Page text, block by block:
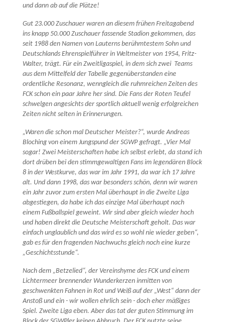
und dann ab auf die Plätze!
Gut 23.000 Zuschauer waren an diesem frühen Freitagabend
ins knapp 50.000 Zuschauer fassende Stadion gekommen, das
seit 1988 den Namen von Lauterns berühmtestem Sohn und
Deutschlands Ehrenspielführer in Weltmeister von 1954, Fritz-
Walter, trägt. Für ein Zweitligaspiel, in dem sich zwei Teams
aus dem Mittelfeld der Tabelle gegenüberstanden eine
ordentliche Resonanz, wenngleich die ruhmreichen Zeiten des
FCK schon ein paar Jahre her sind. Die Fans der Roten Teufel
schwelgen angesichts der sportlich aktuell wenig erfolgreichen
Zeiten nicht selten in Erinnerungen.
„Waren die schon mal Deutscher Meister?“, wurde Andreas
Bloching von einem Jungspund der SGWP gefragt. „Vier Mal
sogar! Zwei Meisterschaften habe ich selbst erlebt, da stand ich
dort drüben bei den stimmgewaltigen Fans im legendären Block
8 in der Westkurve, das war im Jahr 1991, da war ich 17 Jahre
alt. Und dann 1998, das war besonders schön, denn wir waren
ein Jahr zuvor zum ersten Mal überhaupt in die Zweite Liga
abgestiegen, da habe ich das einzige Mal überhaupt nach
einem Fußballspiel geweint. Wir sind aber gleich wieder hoch
und haben direkt die Deutsche Meisterschaft geholt. Das war
einfach unglaublich und das wird es so wohl nie wieder geben“,
gab es für den fragenden Nachwuchs gleich noch eine kurze
„Geschichtsstunde“.
Nach dem „Betzelied“, der Vereinshyme des FCK und einem
Lichtermeer brennender Wunderkerzen inmitten von
geschwenkten Fahnen in Rot und Weiß auf der „West“ dann der
Anstoß und ein - wir wollen ehrlich sein - doch eher mäßiges
Spiel. Zweite Liga eben. Aber das tat der guten Stimmung im